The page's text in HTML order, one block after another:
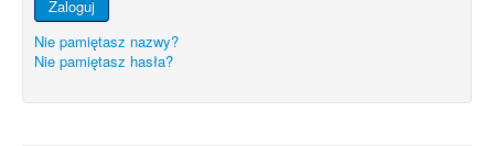
Zaloguj
Nie pamiętasz nazwy?
Nie pamiętasz hasła?